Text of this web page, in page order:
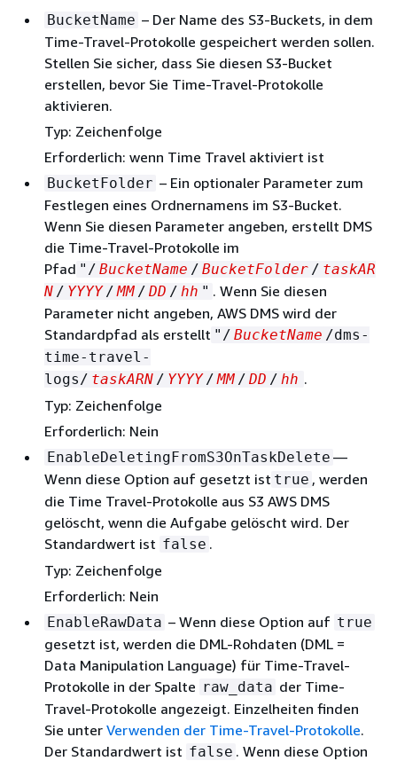
BucketName – Der Name des S3-Buckets, in dem
Time-Travel-Protokolle gespeichert werden sollen.
Stellen Sie sicher, dass Sie diesen S3-Bucket
erstellen, bevor Sie Time-Travel-Protokolle
aktivieren.
Typ: Zeichenfolge
Erforderlich: wenn Time Travel aktiviert ist
BucketFolder – Ein optionaler Parameter zum
Festlegen eines Ordnernamens im S3-Bucket.
Wenn Sie diesen Parameter angeben, erstellt DMS
die Time-Travel-Protokolle im
Pfad "/ BucketName / BucketFolder / taskAR
N / YYYY / MM / DD / hh " . Wenn Sie diesen
Parameter nicht angeben, AWS DMS wird der
Standardpfad als erstellt "/ BucketName /dms-
time-travel-
logs/ taskARN / YYYY / MM / DD / hh .
Typ: Zeichenfolge
Erforderlich: Nein
EnableDeletingFromS3OnTaskDelete —
Wenn diese Option auf gesetzt ist true , werden
die Time Travel-Protokolle aus S3 AWS DMS
gelöscht, wenn die Aufgabe gelöscht wird. Der
Standardwert ist false .
Typ: Zeichenfolge
Erforderlich: Nein
EnableRawData – Wenn diese Option auf true
gesetzt ist, werden die DML-Rohdaten (DML =
Data Manipulation Language) für Time-Travel-
Protokolle in der Spalte raw_data der Time-
Travel-Protokolle angezeigt. Einzelheiten finden
Sie unter Verwenden der Time-Travel-Protokolle.
Der Standardwert ist false . Wenn diese Option